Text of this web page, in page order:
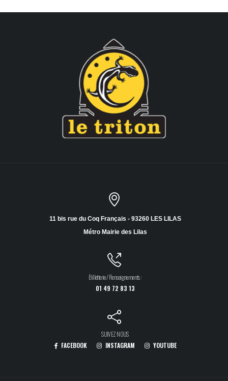
11 bis rue du Coq Français - 93260 LES LILAS
Métro Mairie des Lilas
Billetterie / Renseignements :
01 49 72 83 13
SUIVEZ NOUS
FACEBOOK
INSTAGRAM YOUTUBE